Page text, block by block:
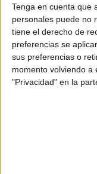
Tenga en cuenta que
personales puede no
tiene el derecho de
preferencias se
sus preferencias o
momento volviendo a
"Privacidad" en la
Educación
HORARIODiurno
MODALIDAD